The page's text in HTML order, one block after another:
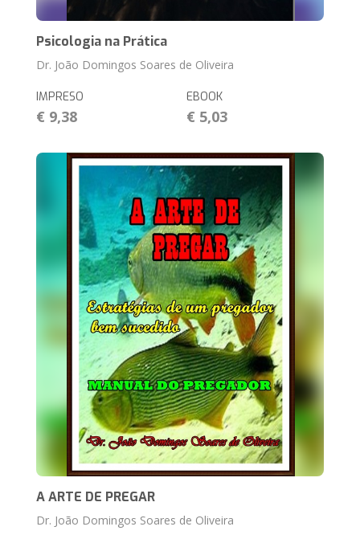
Psicologia na Prática
Dr. João Domingos Soares de Oliveira
IMPRESO
€ 9,38
EBOOK
€ 5,03
A ARTE DE PREGAR
Dr. João Domingos Soares de Oliveira